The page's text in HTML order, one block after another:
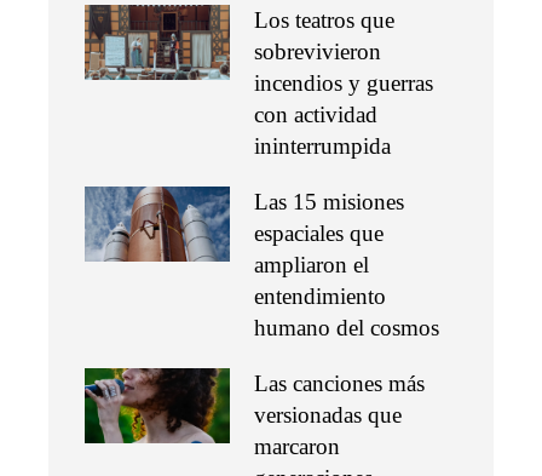
Los teatros que
sobrevivieron
incendios y guerras
con actividad
ininterrumpida
Las 15 misiones
espaciales que
ampliaron el
entendimiento
humano del cosmos
Las canciones más
versionadas que
marcaron